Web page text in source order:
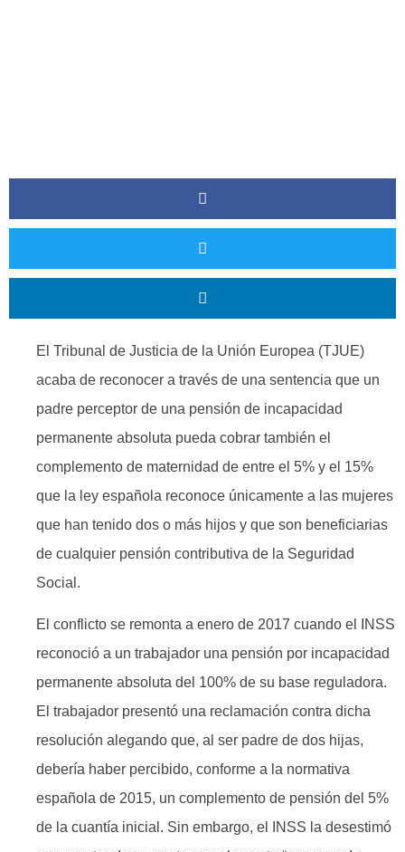
El Tribunal de Justicia de la Unión Europea (TJUE)
acaba de reconocer a través de una sentencia que un
padre perceptor de una pensión de incapacidad
permanente absoluta pueda cobrar también el
complemento de maternidad de entre el 5% y el 15%
que la ley española reconoce únicamente a las mujeres
que han tenido dos o más hijos y que son beneficiarias
de cualquier pensión contributiva de la Seguridad
Social.
El conflicto se remonta a enero de 2017 cuando el INSS
reconoció a un trabajador una pensión por incapacidad
permanente absoluta del 100% de su base reguladora.
El trabajador presentó una reclamación contra dicha
resolución alegando que, al ser padre de dos hijas,
debería haber percibido, conforme a la normativa
española de 2015, un complemento de pensión del 5%
de la cuantía inicial. Sin embargo, el INSS la desestimó